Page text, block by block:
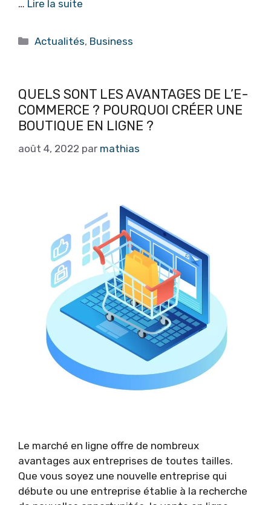
… Lire la suite
Catégories
Actualités, Business
QUELS SONT LES AVANTAGES DE L’E-
COMMERCE ? POURQUOI CRÉER UNE
BOUTIQUE EN LIGNE ?
août 4, 2022 par mathias
Le marché en ligne offre de nombreux
avantages aux entreprises de toutes tailles.
Que vous soyez une nouvelle entreprise qui
débute ou une entreprise établie à la recherche